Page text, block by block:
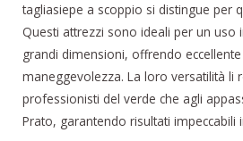
tagliasiepe a scoppio si distingue per
Questi attrezzi sono ideali per un uso
grandi dimensioni, offrendo
maneggevolezza. La loro versatilità li
professionisti del verde che agli
Prato, garantendo risultati impeccabili